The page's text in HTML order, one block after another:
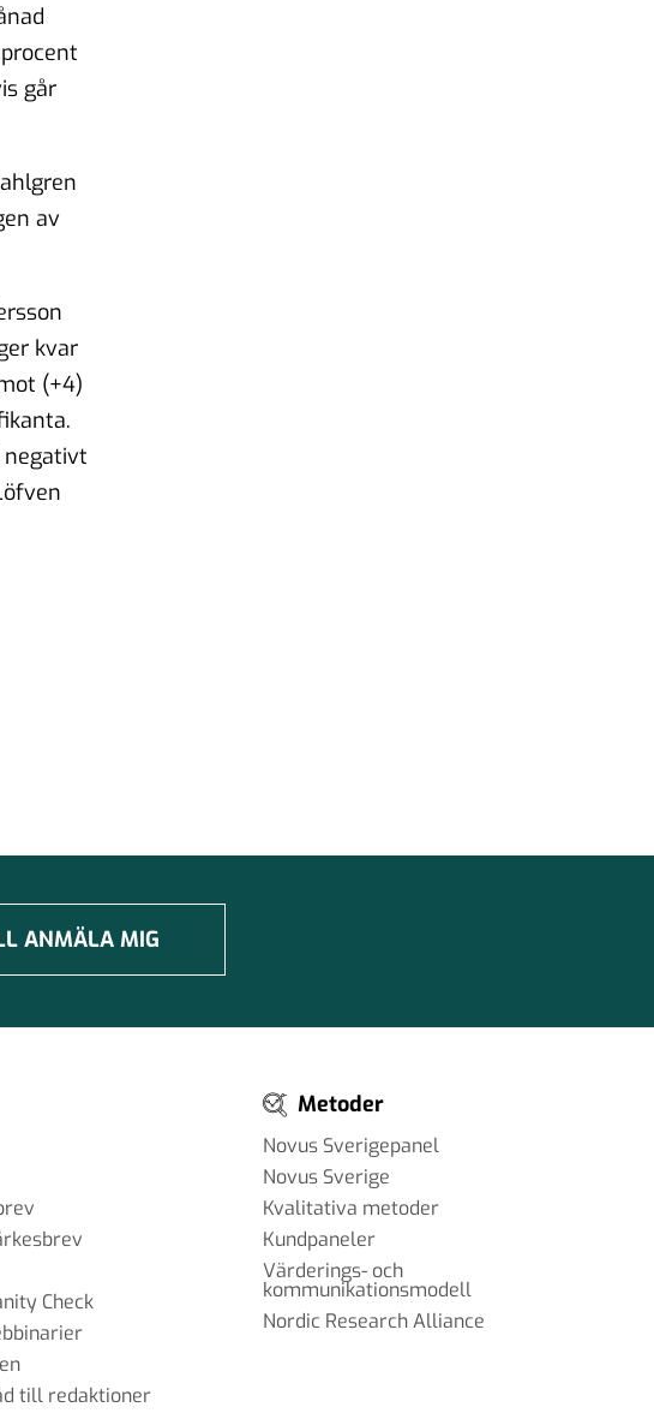
går
av
kvar
(+4)
negativt
ANMÄLA MIG
Check
till redaktioner
Metoder
Novus Sverigepanel
Novus Sverige
Kvalitativa metoder
Kundpaneler
Värderings- och
kommunikationsmodell
Nordic Research Alliance